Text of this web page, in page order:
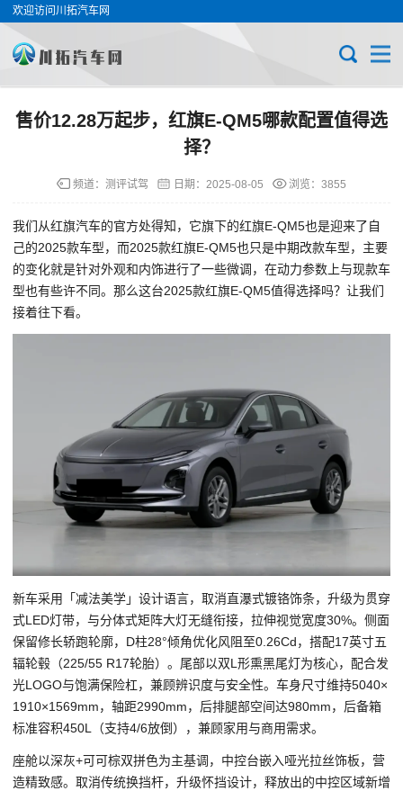
欢迎访问川拓汽车网
售价12.28万起步，红旗E-QM5哪款配置值得选
择？
频道： 测评试驾 日期： 2025-08-05 浏览：3855
我们从红旗汽车的官方处得知，它旗下的红旗E-QM5也是迎来了自
己的2025款车型，而2025款红旗E-QM5也只是中期改款车型，主要
的变化就是针对外观和内饰进行了一些微调，在动力参数上与现款车
型也有些许不同。那么这台2025款红旗E-QM5值得选择吗？让我们
接着往下看。
新车采用「减法美学」设计语言，取消直瀑式镀铬饰条，升级为贯穿
式LED灯带，与分体式矩阵大灯无缝衔接，拉伸视觉宽度30%。侧面
保留修长轿跑轮廓，D柱28°倾角优化风阻至0.26Cd，搭配17英寸五
辐轮毂（225/55 R17轮胎）。尾部以双L形熏黑尾灯为核心，配合发
光LOGO与饱满保险杠，兼顾辨识度与安全性。车身尺寸维持5040×
1910×1569mm，轴距2990mm，后排腿部空间达980mm，后备箱
标准容积450L（支持4/6放倒），兼顾家用与商用需求。
座舱以深灰+可可棕双拼色为主基调，中控台嵌入哑光拉丝饰板，营
造精致感。取消传统换挡杆，升级怀挡设计，释放出的中控区域新增